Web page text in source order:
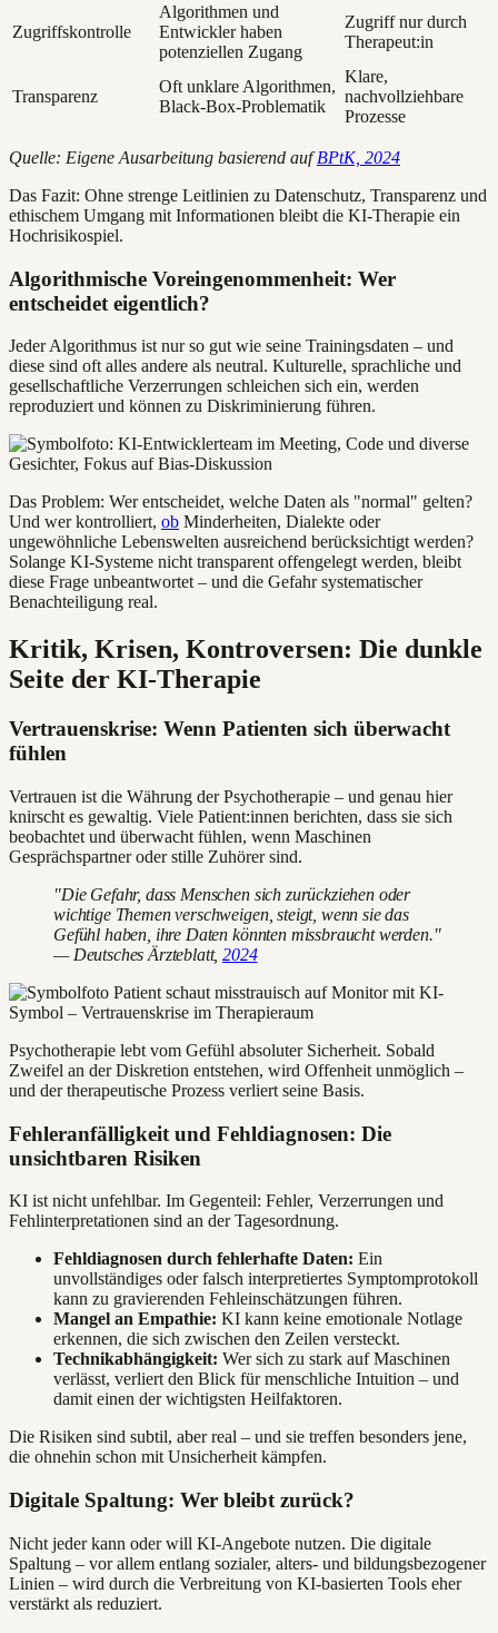
Zugriffskontrolle
Algorithmen und
Entwickler haben
potenziellen Zugang
Zugriff nur durch
Therapeut:in
Transparenz
Oft unklare Algorithmen,
Black-Box-Problematik
Klare,
nachvollziehbare
Prozesse
Quelle: Eigene Ausarbeitung basierend aufBPtK, 2024
Das Fazit: Ohne strenge Leitlinien zu Datenschutz, Transparenz und
ethischem Umgang mit Informationen bleibt die KI-Therapie ein
Hochrisikospiel.
Algorithmische Voreingenommenheit: Wer
entscheidet eigentlich?
Jeder Algorithmus ist nur so gut wie seine Trainingsdaten – und
diese sind oft alles andere als neutral. Kulturelle, sprachliche und
gesellschaftliche Verzerrungen schleichen sich ein, werden
reproduziert und können zu Diskriminierung führen.
Das Problem: Wer entscheidet, welche Daten als "normal" gelten?
Und wer kontrolliert, ob Minderheiten, Dialekte oder
ungewöhnliche Lebenswelten ausreichend berücksichtigt werden?
Solange KI-Systeme nicht transparent offengelegt werden, bleibt
diese Frage unbeantwortet – und die Gefahr systematischer
Benachteiligung real.
Kritik, Krisen, Kontroversen: Die dunkle
Seite der KI-Therapie
Vertrauenskrise: Wenn Patienten sich überwacht
fühlen
Vertrauen ist die Währung der Psychotherapie – und genau hier
knirscht es gewaltig. Viele Patient:innen berichten, dass sie sich
beobachtet und überwacht fühlen, wenn Maschinen
Gesprächspartner oder stille Zuhörer sind.
"Die Gefahr, dass Menschen sich zurückziehen oder
wichtige Themen verschweigen, steigt, wenn sie das
Gefühl haben, ihre Daten könnten missbraucht werden."
— Deutsches Ärzteblatt,2024
Psychotherapie lebt vom Gefühl absoluter Sicherheit. Sobald
Zweifel an der Diskretion entstehen, wird Offenheit unmöglich –
und der therapeutische Prozess verliert seine Basis.
Fehleranfälligkeit und Fehldiagnosen: Die
unsichtbaren Risiken
KI ist nicht unfehlbar. Im Gegenteil: Fehler, Verzerrungen und
Fehlinterpretationen sind an der Tagesordnung.
Fehldiagnosen durch fehlerhafte Daten: Ein
unvollständiges oder falsch interpretiertes Symptomprotokoll
kann zu gravierenden Fehleinschätzungen führen.
Mangel an Empathie: KI kann keine emotionale Notlage
erkennen, die sich zwischen den Zeilen versteckt.
Technikabhängigkeit: Wer sich zu stark auf Maschinen
verlässt, verliert den Blick für menschliche Intuition – und
damit einen der wichtigsten Heilfaktoren.
Die Risiken sind subtil, aber real – und sie treffen besonders jene,
die ohnehin schon mit Unsicherheit kämpfen.
Digitale Spaltung: Wer bleibt zurück?
Nicht jeder kann oder will KI-Angebote nutzen. Die digitale
Spaltung – vor allem entlang sozialer, alters- und bildungsbezogener
Linien – wird durch die Verbreitung von KI-basierten Tools eher
verstärkt als reduziert.